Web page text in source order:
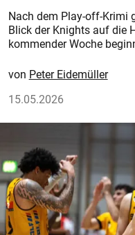
Nach dem Play-off-Krimi
Blick der Knights auf die
kommender Woche
Peter Eidemüller
15.05.2026